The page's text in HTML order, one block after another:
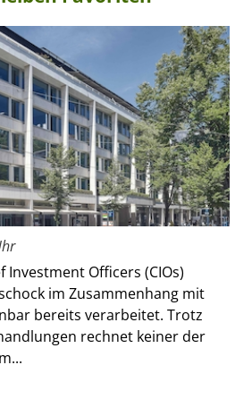
Investment Officers (CIOs)
im Zusammenhang mit
bereits verarbeitet. Trotz
rechnet keiner der